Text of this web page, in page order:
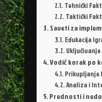
Tehnički
Taktički
Saveti za
Edukacija
Vodič korak po
Prikupljanje
Analiza i
Prednosti i